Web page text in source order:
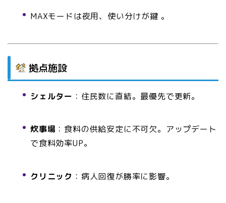
MAXモードは夜用、使い分けが鍵 。
拠点施設
シェルター ：住民数に直結。最優先で更新。
炊事場 ：食料の供給安定に不可欠。アップデート
で食料効率UP。
クリニック ：病人回復が勝率に影響。